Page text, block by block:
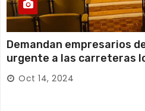
Demandan empresarios
urgente a las carreteras
Oct 14, 2024